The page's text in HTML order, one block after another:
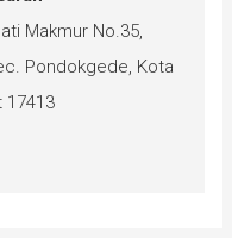
Makmur No.35,
Pondokgede, Kota
17413